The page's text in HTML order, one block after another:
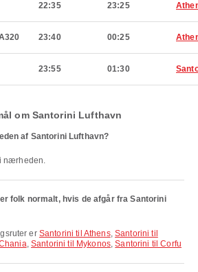
22:35 23:25
23:40 00:25
23:55 01:30
om Santorini Lufthavn
af Santorini Lufthavn?
i nærheden.
folk normalt, hvis de afgår fra Santorini
er Santorini til Athens, Santorini til
,Santorini til Mykonos,Santorini til Corfu